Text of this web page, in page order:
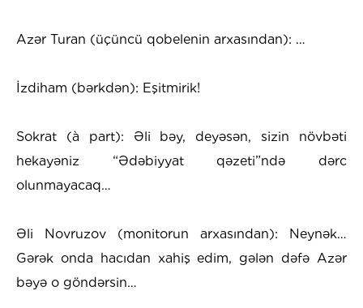
Azər Turan (üçüncü qobelenin arxasından): …
İzdiham (bərkdən): Eşitmirik!
Sokrat (à part): Əli bəy, deyəsən, sizin növbəti
hekayəniz “Ədəbiyyat qəzeti”ndə dərc
olunmayacaq…
Əli Novruzov (monitorun arxasından): Neynək…
Gərək onda hacıdan xahiş edim, gələn dəfə Azər
bəyə o göndərsin…